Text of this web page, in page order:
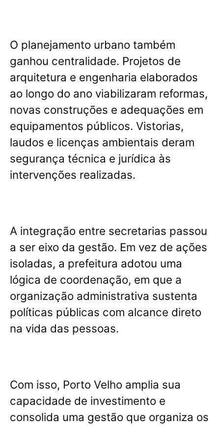
O planejamento urbano também
ganhou centralidade. Projetos de
arquitetura e engenharia elaborados
ao longo do ano viabilizaram reformas,
novas construções e adequações em
equipamentos públicos. Vistorias,
laudos e licenças ambientais deram
segurança técnica e jurídica às
intervenções realizadas.
A integração entre secretarias passou
a ser eixo da gestão. Em vez de ações
isoladas, a prefeitura adotou uma
lógica de coordenação, em que a
organização administrativa sustenta
políticas públicas com alcance direto
na vida das pessoas.
Com isso, Porto Velho amplia sua
capacidade de investimento e
consolida uma gestão que organiza os